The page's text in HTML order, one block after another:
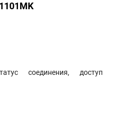
соединения, доступ